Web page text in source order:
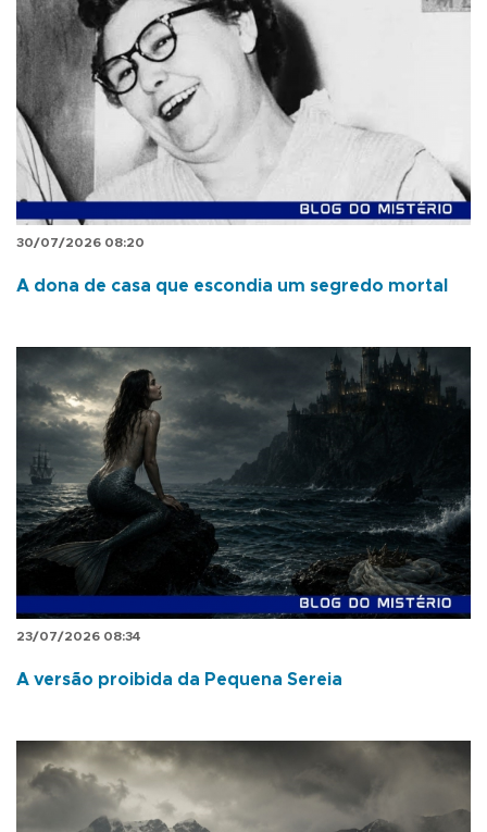
30/07/2026 08:20
A dona de casa que escondia um segredo mortal
23/07/2026 08:34
A versão proibida da Pequena Sereia